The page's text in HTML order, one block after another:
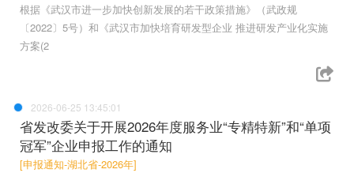
根据《武汉市进一步加快创新发展的若干政策措施》（武政规
〔2022〕5号）和《武汉市加快培育研发型企业 推进研发产业化实施
方案(2
2026-06-25 13:45:01
省发改委关于开展2026年度服务业“专精特新”和“单项
冠军”企业申报工作的通知
[申报通知-湖北省-2026年]